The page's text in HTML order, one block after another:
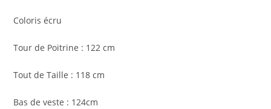
Coloris écru
Tour de Poitrine : 122 cm
Tout de Taille : 118 cm
Bas de veste : 124cm